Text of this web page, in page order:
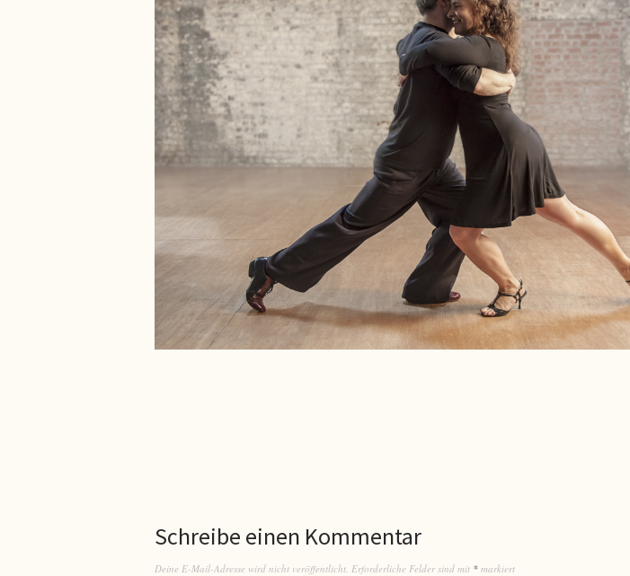
Schreibe einen Kommentar
Deine E-Mail-Adresse wird nicht veröffentlicht. Erforderliche Felder sind mit * markiert